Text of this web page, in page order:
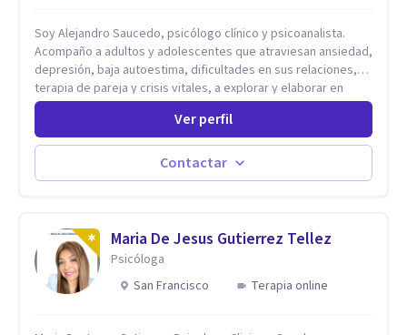
Soy Alejandro Saucedo, psicólogo clínico y psicoanalista.
Acompaño a adultos y adolescentes que atraviesan ansiedad,
depresión, baja autoestima, dificultades en sus relaciones,
terapia de pareja y crisis vitales, a explorar y elaborar en
profundidad los conflictos internos que generan malestar en
autoconocimiento y análisis, es posible acceder a las
historias personales, elaborar las experiencias del pasado y
resignificarlas, liberando su influencia para construir un futuro
esta conversación abierta y del trabajo analítico conjunto, se
exploran las vivencias que aún condicionan el presente, se les
otorga un nuevo sentido y se transforma su impacto
emocional. De esta forma, los pacientes logran mayor
Ver perfil
Contactar
Maria De Jesus Gutierrez Tellez
Psicóloga
San Francisco
Terapia online